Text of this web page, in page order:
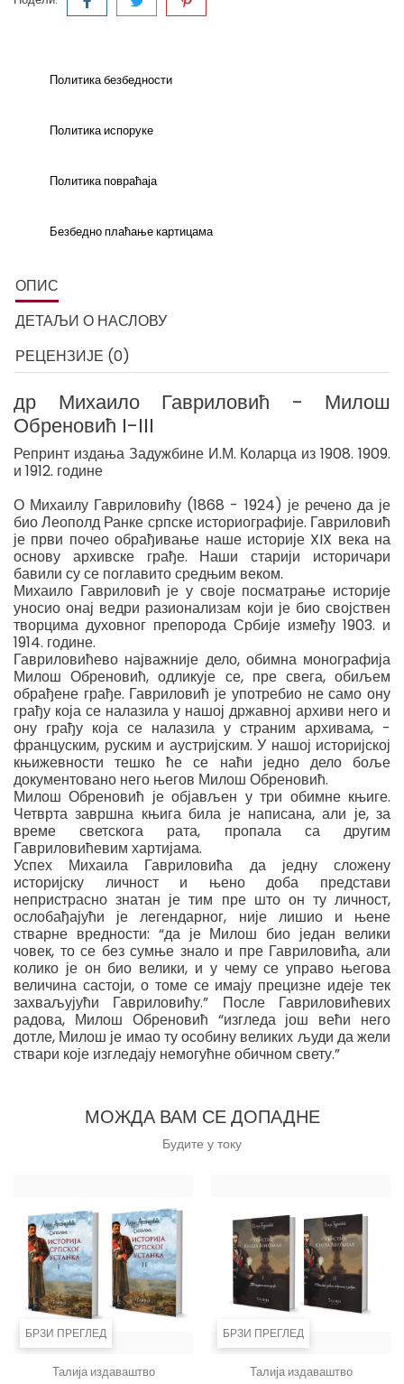
Политика безбедности
Политика испоруке
Политика повраћаја
Безбедно плаћање картицама
ОПИС
ДЕТАЉИ О НАСЛОВУ
РЕЦЕНЗИЈЕ (0)
др Михаило Гавриловић - Милош
Обреновић I-III
Репринт издања Задужбине И.М. Коларца из 1908. 1909.
и 1912. године
О Михаилу Гавриловићу (1868 - 1924) је речено да је
био Леополд Ранке српске историографије. Гавриловић
је први почео обрађивање наше историје XIX века на
основу архивске грађе. Наши старији историчари
бавили су се поглавито средњим веком.
Михаило Гавриловић је у своје посматрање историје
уносио онај ведри разионализам који је био својствен
творцима духовног препорода Србије између 1903. и
1914. године.
Гавриловићево најважније дело, обимна монографија
Милош Обреновић, одликује се, пре свега, обиљем
обрађене грађе. Гавриловић је употребио не само ону
грађу која се налазила у нашој државној архиви него и
ону грађу која се налазила у страним архивама, -
француским, руским и аустријским. У нашој историјској
књижевности тешко ће се наћи једно дело боље
документовано него његов Милош Обреновић.
Милош Обреновић је објављен у три обимне књиге.
Четврта завршна књига била је написана, али је, за
време светскога рата, пропала са другим
Гавриловићевим хартијама.
Успех Михаила Гавриловића да једну сложену
историјску личност и њено доба представи
непристрасно знатан је тим пре што он ту личност,
ослобађајући је легендарног, није лишио и њене
стварне вредности: “да је Милош био један велики
човек, то се без сумње знало и пре Гавриловића, али
колико је он био велики, и у чему се управо његова
величина састоји, о томе се имају прецизне идеје тек
захваљујући Гавриловићу.” После Гавриловићевих
радова, Милош Обреновић “изгледа још већи него
дотле, Милош је имао ту особину великих људи да жели
ствари које изгледају немогућне обичном свету.”
МОЖДА ВАМ СЕ ДОПАДНЕ
Будите у току
БРЗИ ПРЕГЛЕД
Талија издаваштво
БРЗИ ПРЕГЛЕД
Талија издаваштво